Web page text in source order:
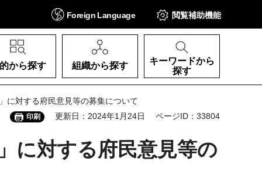
Foreign Language 閲覧補助機能
から探す 組織から探す
キーワードから
探す
に対する府民意見等の募集について
印刷 更新日：2024年1月24日 ページID：33804
に対する府民意見等の